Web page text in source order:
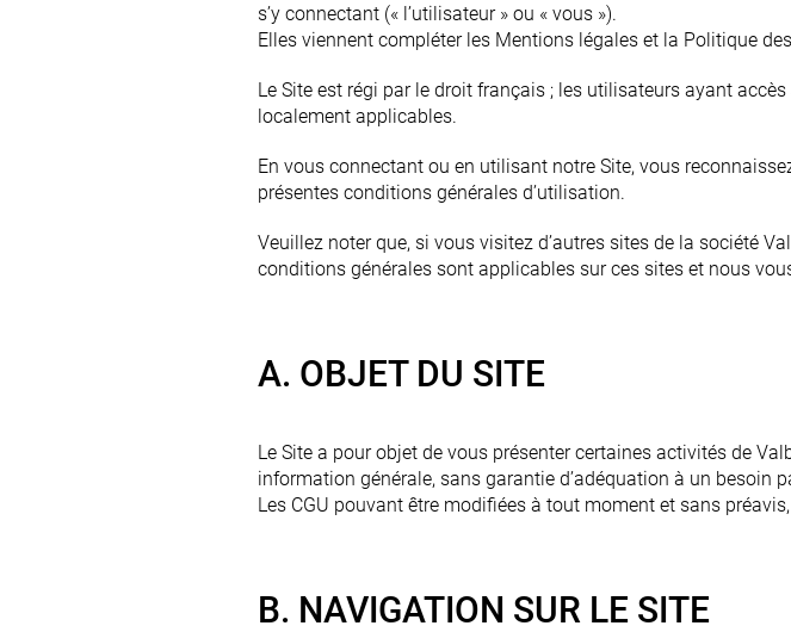
s’y connectant (« l’utilisateur » ou « vous »).
Elles viennent compléter les Mentions légales et la Politique
Le Site est régi par le droit français ; les utilisateurs ayant
localement applicables.
En vous connectant ou en utilisant notre Site, vous
présentes conditions générales d’utilisation.
Veuillez noter que, si vous visitez d’autres sites de la société
conditions générales sont applicables sur ces sites et nous
A. OBJET DU SITE
Le Site a pour objet de vous présenter certaines activités de
information générale, sans garantie d’adéquation à un besoin
Les CGU pouvant être modifiées à tout moment et sans
B. NAVIGATION SUR LE SITE